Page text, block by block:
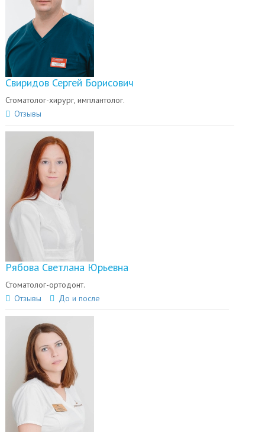
Свиридов Сергей Борисович
Стоматолог-хирург, имплантолог.
Отзывы
Рябова Светлана Юрьевна
Стоматолог-ортодонт.
Отзывы
До и после